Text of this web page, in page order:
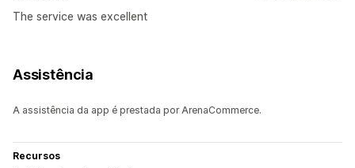
The service was excellent
Assistência
A assistência da app é prestada por ArenaCommerce.
Recursos